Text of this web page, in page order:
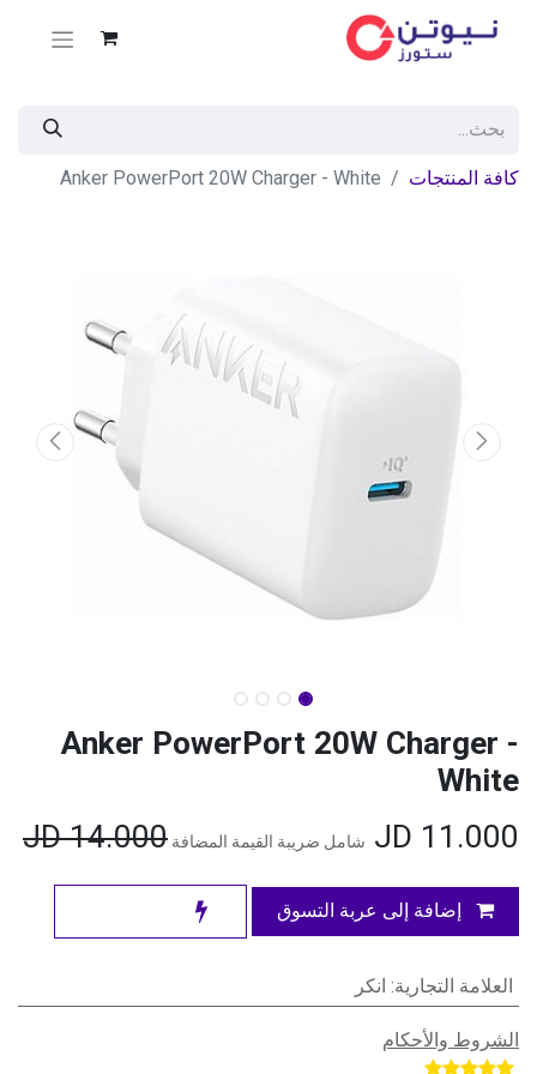
كافة المنتجات Anker PowerPort 20W Charger - White
Anker PowerPort 20W Charger -
White
11.000
شامل ضريبة القيمة المضافة 14.000
JD
إضافة إلى عربة التسوق
العلامة التجارية: انكر
الشروط والأحكام